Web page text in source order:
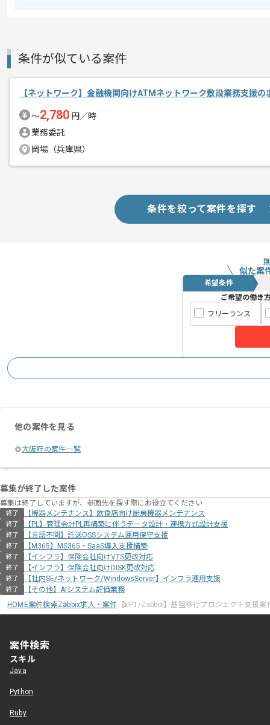
作業開始日
エージェントからのコ
メント
ぜひ一度、ご商談で雰囲気を掴んでい
条件が似ている案件
【ネットワーク】金融機関向けATMネットワーク敷設業務支援の
〜2,780 円／時
業務委託
岡場（兵庫県）
条件を絞って案件を探す
似た案
希望条件
ご希望の働き
フリーランス
他の案件を見る
大阪府の案件一覧
募集が終了した案件
募集は終了していますが、参画先を探す際にお役立てください
終了 【機器メンテナンス】飲食店向け厨房機器メンテナンス
終了 【PL】管理会計PL再構築に伴うデータ設計・連携方式設計支援
終了 【言語不問】託送OSSシステム運用保守支援
終了 【M365】MS365・SaaS導入支援構築
終了 【インフラ】保険会社向けVTS更改対応
終了 【インフラ】保険会社向けDISK更改対応
終了 【社内SE/ネットワーク/WindowsServer】インフラ運用支援
終了
【その他】AIシステム評価業務
HOME案件検索Zabbix求人・案件 【JP1/Zabbix】基盤移行プロジェクト支援案
案件検索
スキル
Java
Python
Ruby